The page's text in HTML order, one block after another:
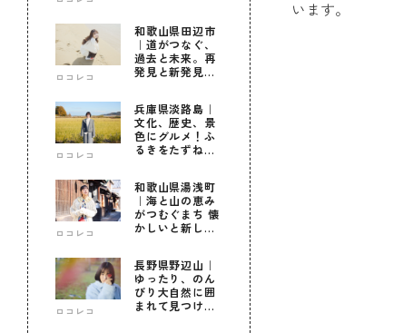
ロコレコ
和歌山県田辺市
｜道がつなぐ、
過去と未来。再
発見と新発見の
ロコレコ
兵庫県淡路島｜
文化、歴史、景
色にグルメ！ふ
るきをたずねて
ロコレコ
和歌山県湯浅町
｜海と山の恵み
がつむぐまち 懐
かしいと新しい
ロコレコ
長野県野辺山｜
ゆったり、のん
びり大自然に囲
まれて見つけ
います。